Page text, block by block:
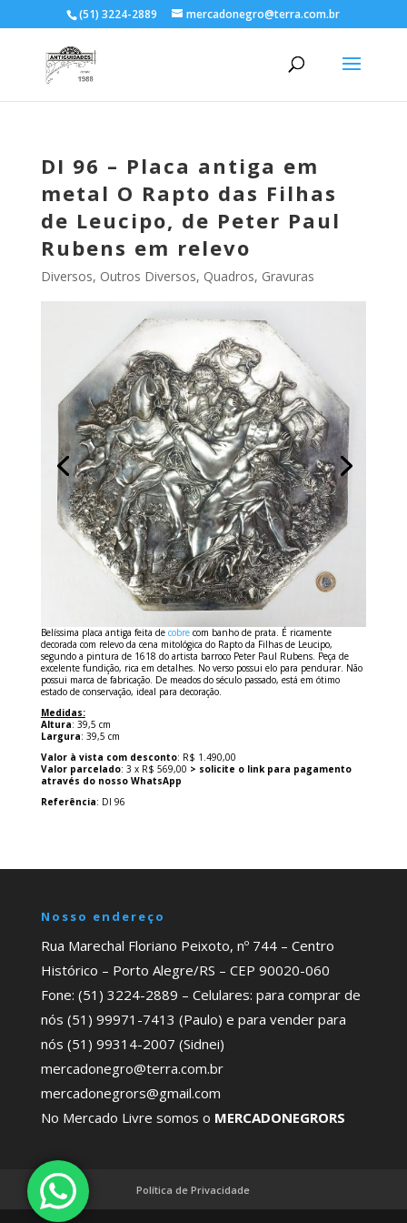
(51) 3224-2889 mercadonegro@terra.com.br
DI 96 – Placa antiga em
metal O Rapto das Filhas
de Leucipo, de Peter Paul
Rubens em relevo
Diversos, Outros Diversos, Quadros, Gravuras
Belíssima placa antiga feita de cobrecom banho de prata. É ricamente
decorada com relevo da cena mitológica do Rapto da Filhas de Leucipo,
segundo a pintura de 1618 do artista barroco Peter Paul Rubens. Peça de
excelente fundição, rica em detalhes. No verso possui elo para pendurar. Não
possui marca de fabricação. De meados do século passado, está em ótimo
estado de conservação, ideal para decoração.
Medidas:
Altura: 39,5 cm
Largura: 39,5 cm
Valor à vista com desconto: R$ 1.490,00
Valor parcelado: 3 x R$ 569,00 > solicite o link para pagamento
através do nosso WhatsApp
Referência: DI 96
Nosso endereço
Rua Marechal Floriano Peixoto, nº 744 – Centro
Histórico – Porto Alegre/RS – CEP 90020-060
Fone: (51) 3224-2889 – Celulares: para comprar de
nós (51) 99971-7413 (Paulo) e para vender para
nós (51) 99314-2007 (Sidnei)
mercadonegro@terra.com.br
mercadonegrors@gmail.com
No Mercado Livre somos o MERCADONEGRORS
Política de Privacidade